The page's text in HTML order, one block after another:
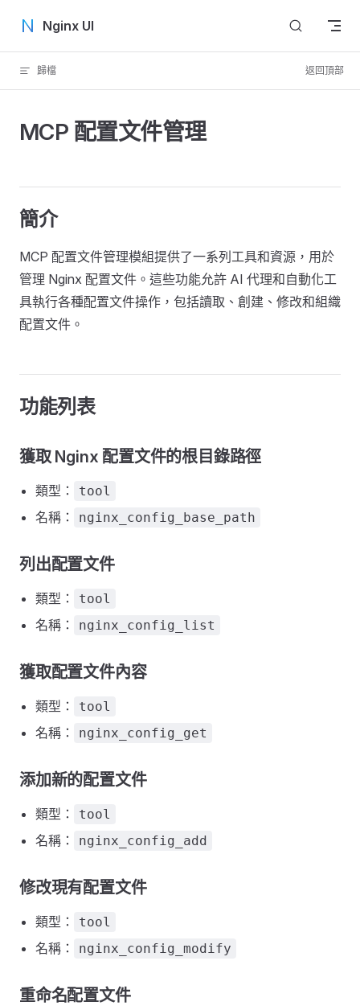
Skip to content
Nginx UI
歸檔 返回頂部
MCP 配置文件管理
簡介
MCP 配置文件管理模組提供了一系列工具和資源，用於
管理 Nginx 配置文件。這些功能允許 AI 代理和自動化工
具執行各種配置文件操作，包括讀取、創建、修改和組織
配置文件。
功能列表
獲取 Nginx 配置文件的根目錄路徑
類型： tool
名稱： nginx_config_base_path
列出配置文件
類型： tool
名稱： nginx_config_list
獲取配置文件內容
類型： tool
名稱： nginx_config_get
添加新的配置文件
類型： tool
名稱： nginx_config_add
修改現有配置文件
類型： tool
名稱： nginx_config_modify
重命名配置文件